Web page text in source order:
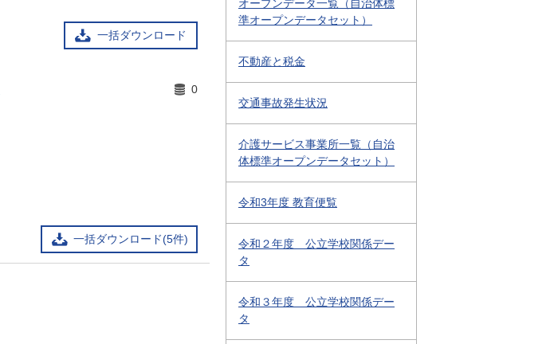
一括ダウンロード
一括ダウンロード(5件)
0
オープンデータ一覧（自治体標
準オープンデータセット）
不動産と税金
交通事故発生状況
介護サービス事業所一覧（自治
体標準オープンデータセット）
令和3年度 教育便覧
令和２年度 公立学校関係デー
タ
令和３年度 公立学校関係デー
タ